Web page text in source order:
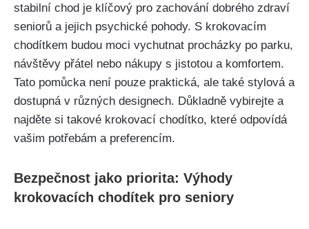
stabilní chod je klíčový pro zachování dobrého zdraví
seniorů a jejich psychické pohody. S krokovacím
chodítkem budou moci vychutnat procházky po parku,
návštěvy přátel nebo nákupy s jistotou a komfortem.
Tato pomůcka není pouze praktická, ale také stylová a
dostupná v různých designech. Důkladně vybirejte a
najděte si takové krokovací chodítko, které odpovídá
vašim potřebám a preferencím.
Bezpečnost jako priorita: Výhody
krokovacích chodítek pro seniory